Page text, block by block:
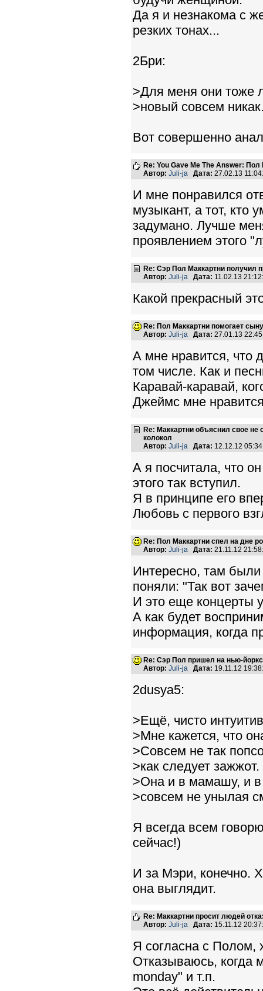
Да я и незнакома с
резких тонах...
2Бри:
>Для меня они тоже
>новый совсем
Вот совершенно
Re: You Gave Me The Answer:
Автор: Juli-ja Дата: 27.02.13
И мне понравился
музыкант, а тот, кто
задумано. Лучше
проявлением этого
Re: Сэр Пол Маккартни получил
Автор: Juli-ja Дата: 11.02.13
Какой прекрасный
Re: Пол Маккартни помогает
Автор: Juli-ja Дата: 27.01.13
А мне нравится, что
том числе. Как и
Каравай-каравай,
Джеймс мне
Re: Маккартни объяснил свое
колокол
Автор: Juli-ja Дата: 12.12.12
А я посчитала, что
этого так вступил.
Я в принципе его
Любовь с первого
Re: Пол Маккартни спел на дне
Автор: Juli-ja Дата: 21.11.12
Интересно, там
поняли: "Так вот
И это еще концерты
А как будет
информация, когда
Re: Сэр Пол пришел на нью-
Автор: Juli-ja Дата: 19.11.12
2dusya5:
>Ещё, чисто
>Мне кажется, что
>Совсем не так
>как следует зажжот.
>Она и в мамашу, и в
>совсем не унылая
Я всегда всем
сейчас!)
И за Мэри, конечно.
она выглядит.
Re: Маккартни просит людей
Автор: Juli-ja Дата: 15.11.12
Я согласна с Полом,
Отказываюсь, когда
monday" и т.п.